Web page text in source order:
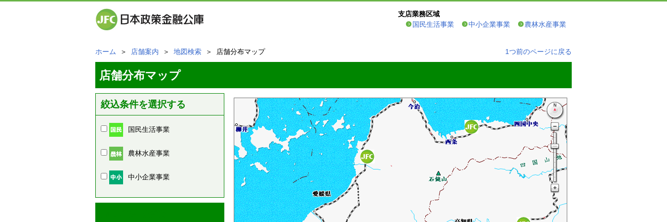
支店業務区域
国民生活事業
中小企業事業 農林水産事業
ホーム ＞ 店舗案内 ＞ 地図検索 ＞ 店舗分布マップ 1つ前のページに戻る
店舗分布マップ
絞込条件を選択する
国民生活事業
農林水産事業
中小企業事業